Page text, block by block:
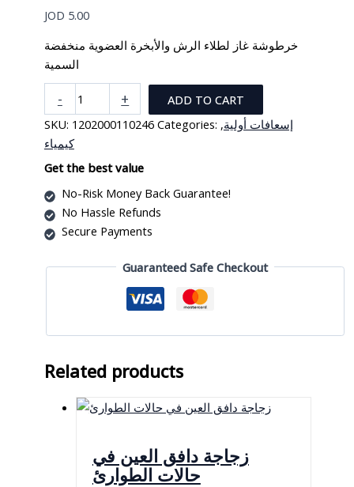
JOD 5.00
خرطوشة غاز لطلاء الرش والأبخرة العضوية منخفضة
السمية
-
خرطوشة
غاز
لطلاء
الرش
والأبخرة
العضوية
منخفضة
السمية
quantity
+
ADD TO CART
SKU: 1202000110246 Categories: إسعافات أولية,
كيمياء
Get the best value
No-Risk Money Back Guarantee!
No Hassle Refunds
Secure Payments
Guaranteed Safe Checkout
Related products
زجاجة دافق العين في
حالات الطوارئ